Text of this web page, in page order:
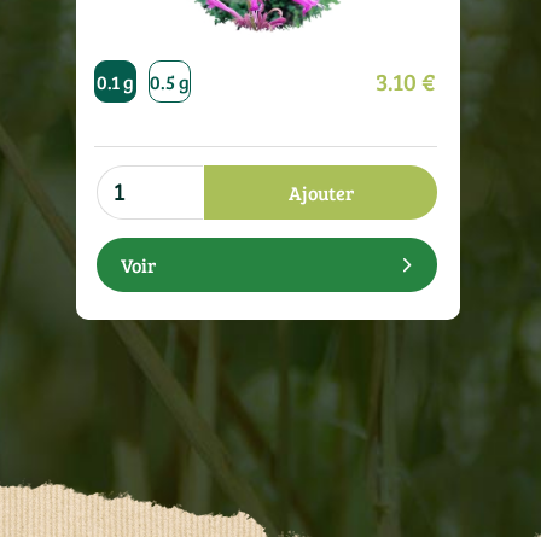
0.1 g 0.5 g 3.10 €
Ajouter
Voir